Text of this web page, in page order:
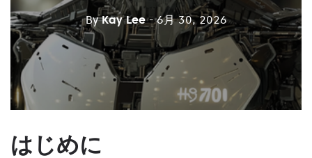
ByKay Lee - 6月 30, 2026
はじめに